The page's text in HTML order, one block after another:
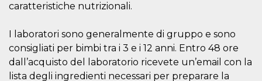
caratteristiche nutrizionali.
I laboratori sono generalmente di gruppo e sono
consigliati per bimbi tra i 3 e i 12 anni. Entro 48 ore
dall’acquisto del laboratorio ricevete un’email con la
lista degli ingredienti necessari per preparare la
Provider /
Dominio
Scadenza
c_user
Meta
Platform Inc.
4
2 giorni
Cookie di
essere di